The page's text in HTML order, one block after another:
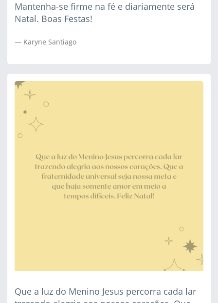
Mantenha-se firme na fé e diariamente será
Natal. Boas Festas!
Karyne Santiago
Que a luz do Menino Jesus percorra cada lar